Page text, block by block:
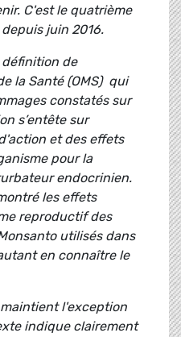
C'est le quatrième
juin 2016.
de
la Santé (OMS) qui
constatés sur
s’entête sur
et des effets
pour la
endocrinien.
les effets
reproductif des
utilisés dans
en connaître le
l'exception
indique clairement